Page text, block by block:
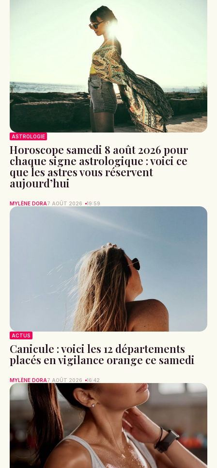
ASTROLOGIE
Horoscope samedi 8 août 2026 pour
chaque signe astrologique : voici ce
que les astres vous réservent
aujourd’hui
MYLÈNE DORA7 AOÛT 2026 19:59
ACTUS
Canicule : voici les 12 départements
placés en vigilance orange ce samedi
MYLÈNE DORA7 AOÛT 2026 16:42